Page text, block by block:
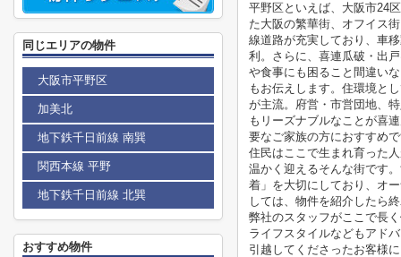
平野区といえば、大阪市24
た大阪の繁華街、オフイス
線道路が充実しており、車
利。さらに、喜連瓜破・出
や食事にも困ること間違い
もお伝えします。住環境と
が主流。府営・市営団地、
もリーズナブルなことが喜
要なご家族の方におすすめ
住民はここで生まれ育った
温かく迎えるそんな街です
着」を大切にしており、オ
しては、物件を紹介したら
弊社のスタッフがここで長
ライフスタイルなどもアド
引越してくださったお客様
同じエリアの物件
大阪市平野区
加美北
地下鉄千日前線 南巽
関西本線 平野
地下鉄千日前線 北巽
おすすめ物件